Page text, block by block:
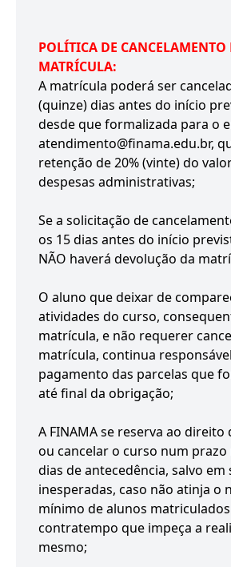
POLÍTICA DE CANCELAMENTO
MATRÍCULA:
A matrícula poderá ser
(quinze) dias antes do início
desde que formalizada para o
atendimento@finama.edu.br,
retenção de 20% (vinte) do
despesas administrativas;
Se a solicitação de
os 15 dias antes do início
NÃO haverá devolução da
O aluno que deixar de
atividades do curso,
matrícula, e não requerer
matrícula, continua
pagamento das parcelas que
até final da obrigação;
A FINAMA se reserva ao
ou cancelar o curso num
dias de antecedência, salvo em
inesperadas, caso não atinja o
mínimo de alunos
contratempo que impeça a
mesmo;